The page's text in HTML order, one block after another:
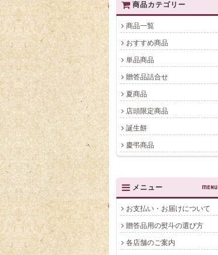
商品カテゴリー
商品一覧
おすすめ商品
単品商品
贈答品詰合せ
夏商品
店頭限定商品
誕生餅
慶弔商品
メニュー MENU
お支払い・お届けについて
贈答品用の熨斗の選び方
各店舗のご案内